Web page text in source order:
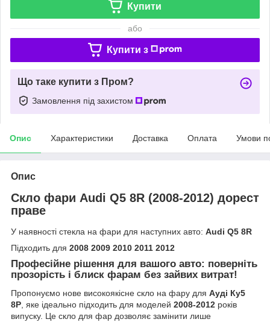
Купити
або
Купити з
Що таке купити з Пром?
Замовлення під захистом
Опис Характеристики Доставка Оплата Умови
Опис
Скло фари Audi Q5 8R (2008-2012) дорест
праве
У наявності стекла на фари для наступних авто: Audi Q5 8R
Підходить для 2008 2009 2010 2011 2012
Професійне рішення для вашого авто: поверніть
прозорість і блиск фарам без зайвих витрат!
Пропонуємо нове високоякісне скло на фару для Ауді Ку5
8Р, яке ідеально підходить для моделей 2008-2012 років
випуску. Це скло для фар дозволяє замінити лише